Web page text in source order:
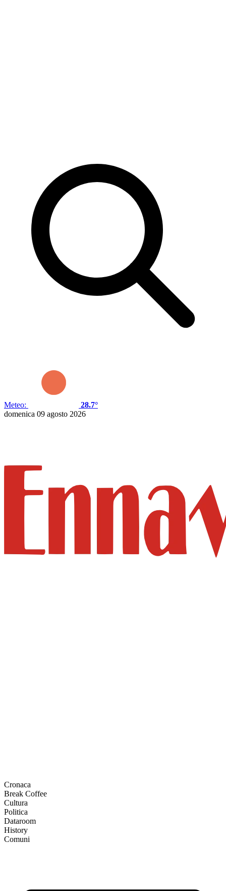
Meteo:
28.7°
domenica 09 agosto 2026
Cronaca
Break Coffee
Cultura
Politica
Dataroom
History
Comuni